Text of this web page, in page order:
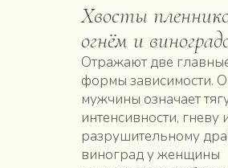
Хвосты
огнём и
Отражают две
формы зависимости.
мужчины означает
интенсивности, гневу
разрушительному
виноград у женщины